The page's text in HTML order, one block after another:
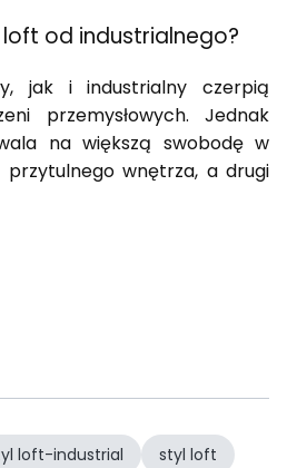
od industrialnego?
jak i industrialny czerpią
przemysłowych. Jednak
na większą swobodę w
przytulnego wnętrza, a drugi
loft-industrial styl loft